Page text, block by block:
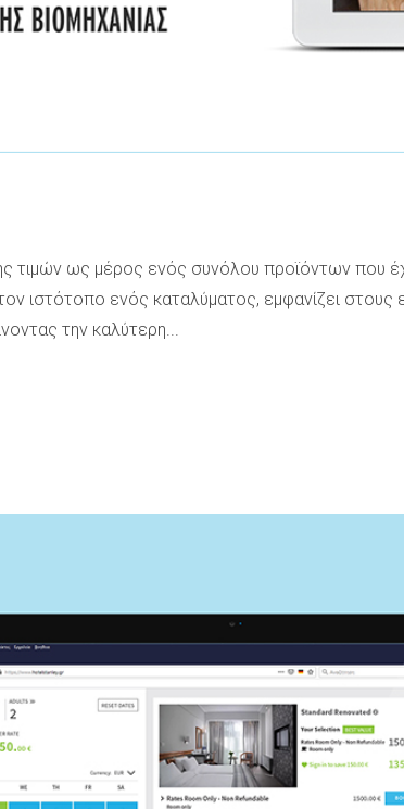
τιμών ως μέρος ενός συνόλου προϊόντων που
ιστότοπο ενός καταλύματος, εμφανίζει
την καλύτερη...